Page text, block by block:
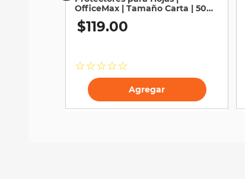
OfficeMax | Tamaño Carta | 50
Piezas
$119.00
☆☆☆☆☆
Agregar